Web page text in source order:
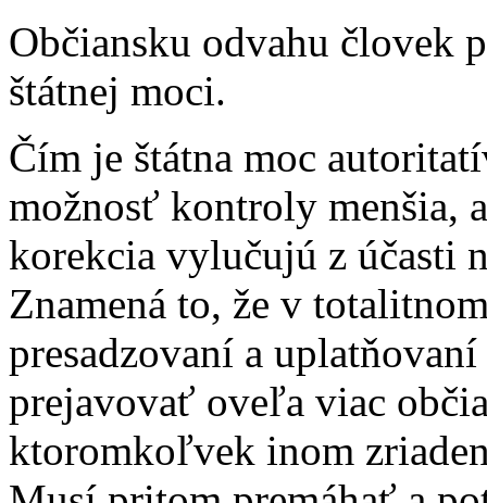
Občiansku odvahu človek
štátnej moci.
Čím je štátna moc
možnosť kontroly menšia,
korekcia vylučujú z účasti
Znamená to, že v
presadzovaní a
prejavovať oveľa viac
ktoromkoľvek inom